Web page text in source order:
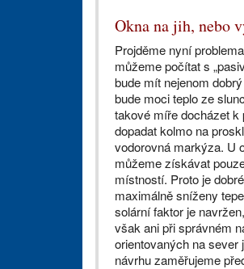
Okna na jih, nebo
Projděme nyní
můžeme počítat s
bude mít nejenom
bude moci teplo ze
takové míře docházet
dopadat kolmo na
vodorovná markýza. U
můžeme získávat
místností. Proto je
maximálně sníženy
solární faktor je
však ani při správném
orientovaných na
návrhu zaměřujeme